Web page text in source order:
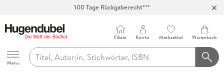
100 Tage Rückgaberecht***
Hugendubel
Menu
Filiale Konto Merkzettel Warenkorb